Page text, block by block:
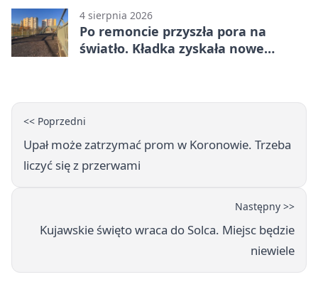
4 sierpnia 2026
Po remoncie przyszła pora na
światło. Kładka zyskała nowe
<< Poprzedni
Upał może zatrzymać prom w Koronowie. Trzeba
liczyć się z przerwami
Następny >>
Kujawskie święto wraca do Solca. Miejsc będzie
niewiele